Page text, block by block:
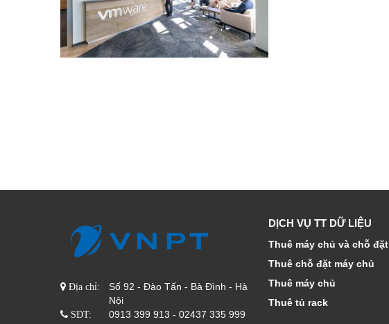
Địa chỉ:
Số 92 - Đào Tấn - Bà Đình - Hà
Nội
SĐT: 0913 399 913 - 02437 335 999
DỊCH VỤ TT DỮ LIỆU
Thuê máy chủ và chỗ đặt
Thuê chỗ đặt máy chủ
Thuê máy chủ
Thuê tủ rack